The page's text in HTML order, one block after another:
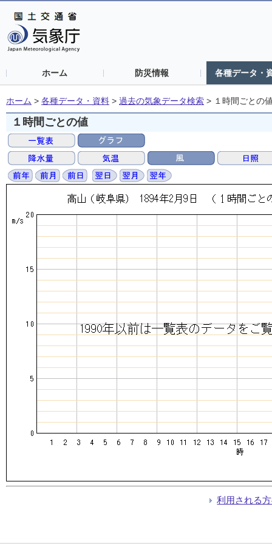
ホーム 防災情報 各種データ・
ホーム > 各種データ・資料 > 過去の気象データ検索 > １時間ごとの
１時間ごとの値
利用される